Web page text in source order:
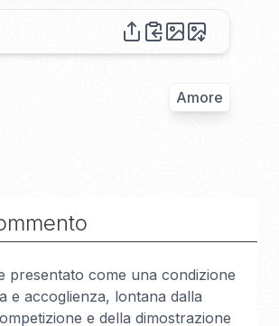
Amore
presentato come una condizione
e accoglienza, lontana dalla
e della dimostrazione